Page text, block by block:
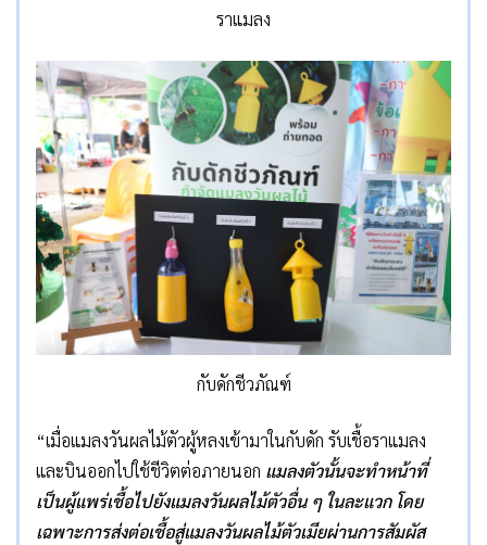
ราแมลง
กับดักชีวภัณฑ์
“เมื่อแมลงวันผลไม้ตัวผู้หลงเข้ามาในกับดัก รับเชื้อราแมลง
และบินออกไปใช้ชีวิตต่อภายนอก แมลงตัวนั้นจะทำหน้าที่
เป็นผู้แพร่เชื้อไปยังแมลงวันผลไม้ตัวอื่น ๆ ในละแวก โดย
เฉพาะการส่งต่อเชื้อสู่แมลงวันผลไม้ตัวเมียผ่านการสัมผัส